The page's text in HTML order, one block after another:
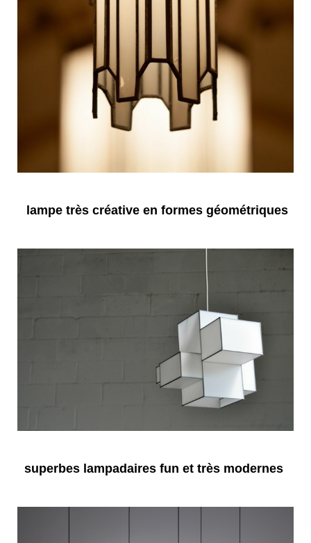
lampe très créative en formes géométriques
superbes lampadaires fun et très modernes